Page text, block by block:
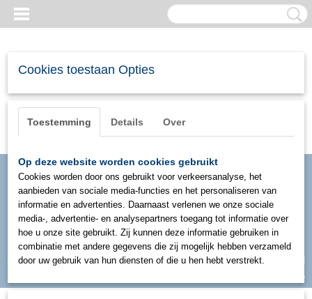
Inloggen Registreren
UW WINKELWAGEN
(0)
Cookies toestaan Opties
Toestemming Details Over
Op deze website worden cookies gebruikt
Cookies worden door ons gebruikt voor verkeersanalyse, het
aanbieden van sociale media-functies en het personaliseren van
informatie en advertenties. Daarnaast verlenen we onze sociale
media-, advertentie- en analysepartners toegang tot informatie over
hoe u onze site gebruikt. Zij kunnen deze informatie gebruiken in
combinatie met andere gegevens die zij mogelijk hebben verzameld
door uw gebruik van hun diensten of die u hen hebt verstrekt.